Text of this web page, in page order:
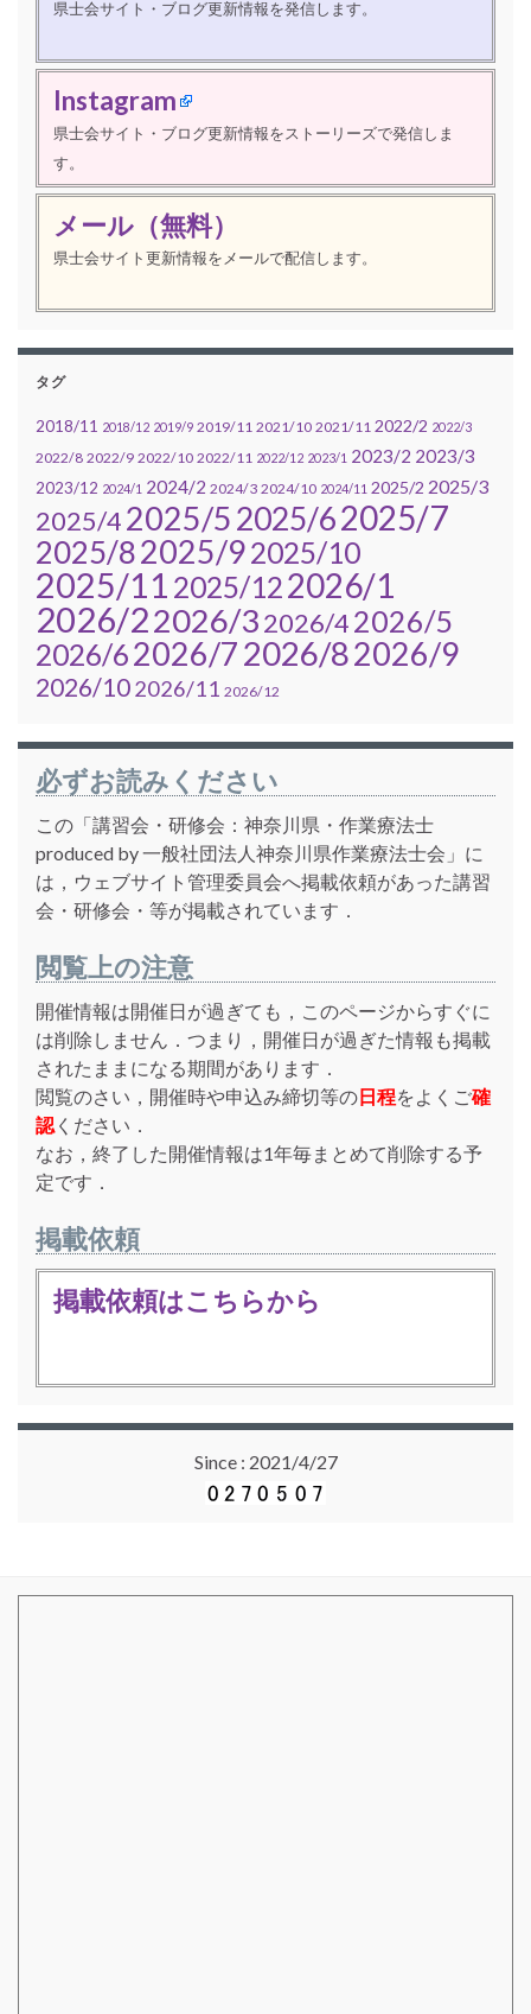
県士会サイト・ブログ更新情報を発信します。
Instagram
県士会サイト・ブログ更新情報をストーリーズで発信しま
す。
メール（無料）
県士会サイト更新情報をメールで配信します。
タグ
2018/11 2018/12 2019/9 2019/11 2021/10 2021/11 2022/2 2022/3
2022/8 2022/9 2022/10 2022/11 2022/12 2023/1 2023/2 2023/3
2023/12 2024/1 2024/2 2024/3 2024/10 2024/11 2025/2 2025/3
2025/42025/52025/62025/7
2025/82025/92025/10
2025/11 2025/122026/1
2026/22026/32026/42026/5
2026/62026/72026/82026/9
2026/102026/11 2026/12
必ずお読みください
この「講習会・研修会：神奈川県・作業療法士
produced by 一般社団法人神奈川県作業療法士会」に
は，ウェブサイト管理委員会へ掲載依頼があった講習
会・研修会・等が掲載されています．
閲覧上の注意
開催情報は開催日が過ぎても，このページからすぐに
は削除しません．つまり，開催日が過ぎた情報も掲載
されたままになる期間があります．
閲覧のさい，開催時や申込み締切等の日程をよくご確
認 ください．
なお，終了した開催情報は1年毎まとめて削除する予
定です．
掲載依頼
掲載依頼はこちらから
Since : 2021/4/27